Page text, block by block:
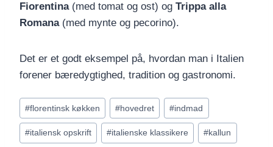
Fiorentina(med tomat og ost) og Trippa alla
Romana(med mynte og pecorino).
Det er et godt eksempel på, hvordan man i Italien
forener bæredygtighed, tradition og gastronomi.
Indlæg-
tags:
#florentinsk køkken #hovedret #indmad
#italiensk opskrift #italienske klassikere #kallun